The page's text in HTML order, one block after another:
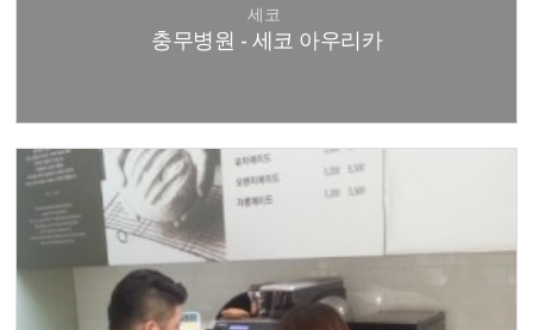
세코
충무병원 - 세코 아우리카